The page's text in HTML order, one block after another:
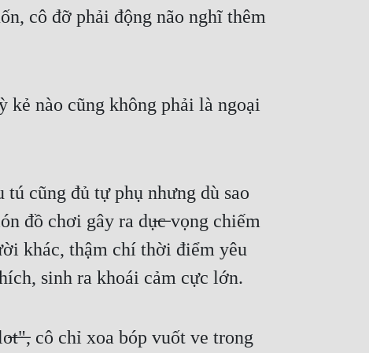
cô đỡ phải động não nghĩ thêm
kẻ nào cũng không phải là ngoại
cũng đủ tự phụ nhưng dù sao
đồ chơi gây ra dụ̶c̶ vọng chiếm
khác, thậm chí thời điểm yêu
sinh ra khoái cảm cực lớn.
cô chỉ xoa bóp vuốt ve trong